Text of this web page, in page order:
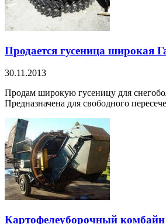
Продается гусеница широкая
30.11.2013
Продам широкую гусеницу для
Предназначена для свободного
Картофелеуборочный комбайн